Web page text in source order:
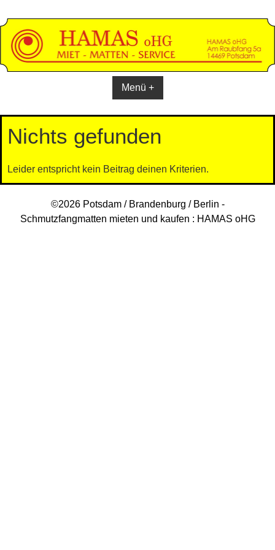
to
content
Menü +
Nichts gefunden
Leider entspricht kein Beitrag deinen Kriterien.
©2026 Potsdam / Brandenburg / Berlin -
Schmutzfangmatten mieten und kaufen : HAMAS oHG